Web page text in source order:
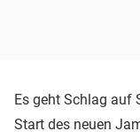
Es geht Schlag auf
Start des neuen